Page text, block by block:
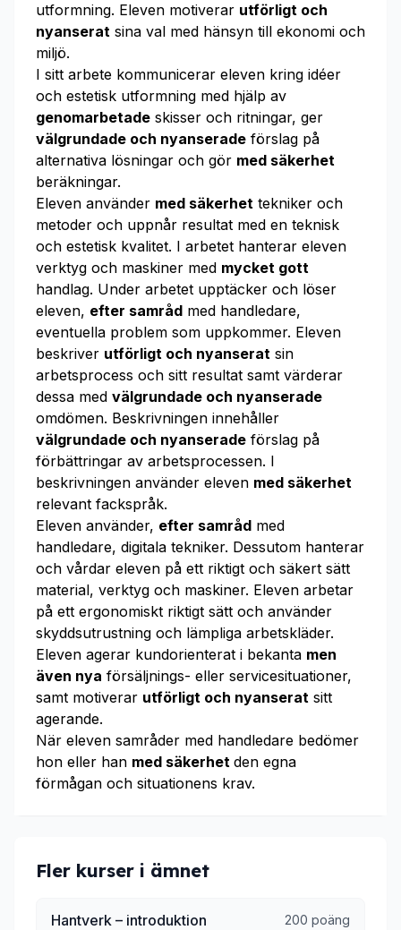
utformning. Eleven motiverar utförligt och
nyanserat sina val med hänsyn till ekonomi och
miljö.
I sitt arbete kommunicerar eleven kring idéer
och estetisk utformning med hjälp av
genomarbetade skisser och ritningar, ger
välgrundade och nyanserade förslag på
alternativa lösningar och gör med säkerhet
beräkningar.
Eleven använder med säkerhet tekniker och
metoder och uppnår resultat med en teknisk
och estetisk kvalitet. I arbetet hanterar eleven
verktyg och maskiner med mycket gott
handlag. Under arbetet upptäcker och löser
eleven, efter samråd med handledare,
eventuella problem som uppkommer. Eleven
beskriver utförligt och nyanserat sin
arbetsprocess och sitt resultat samt värderar
dessa med välgrundade och nyanserade
omdömen. Beskrivningen innehåller
välgrundade och nyanserade förslag på
förbättringar av arbetsprocessen. I
beskrivningen använder eleven med säkerhet
relevant fackspråk.
Eleven använder, efter samråd med
handledare, digitala tekniker. Dessutom hanterar
och vårdar eleven på ett riktigt och säkert sätt
material, verktyg och maskiner. Eleven arbetar
på ett ergonomiskt riktigt sätt och använder
skyddsutrustning och lämpliga arbetskläder.
Eleven agerar kundorienterat i bekanta men
även nya försäljnings- eller servicesituationer,
samt motiverar utförligt och nyanserat sitt
agerande.
När eleven samråder med handledare bedömer
hon eller han med säkerhet den egna
förmågan och situationens krav.
Fler kurser i ämnet
Hantverk – introduktion 200 poäng